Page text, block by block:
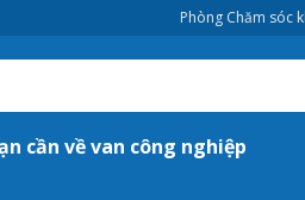
Phòng Chăm sóc
cần về van công nghiệp